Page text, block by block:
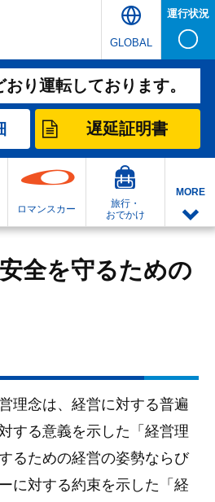
GLOBAL
運行状況
り運転しております。
遅延証明書
ロマンスカー
旅行・
おでかけ
MORE
全を守るための
理念は、経営に対する普遍
する意義を示した「経営理
るための経営の姿勢ならび
に対する約束を示した「経